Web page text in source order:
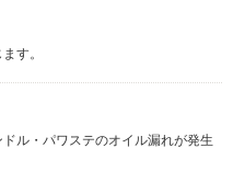
す。
ル・パワステのオイル漏れが発生